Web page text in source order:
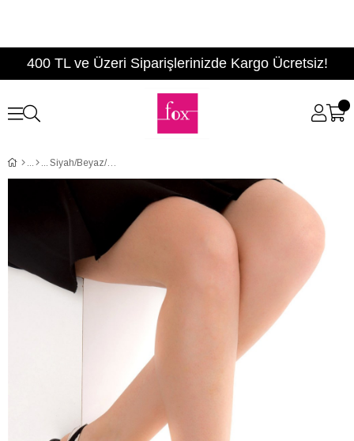
400 TL ve Üzeri Siparişlerinizde Kargo Ücretsiz!
Siyah/Beyaz/Siyah Kadın Babet D726750104